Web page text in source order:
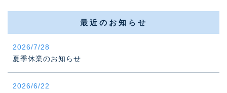
最近のお知らせ
2026/7/28
夏季休業のお知らせ
2026/6/22